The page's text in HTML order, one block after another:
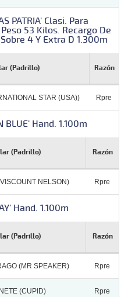
PATRIA' Clasi. Para
53 Kilos. Recargo De
4 Y Extra D 1.300m
(Padrillo) Razón
STAR (USA)) Rpre
BLUE' Hand. 1.100m
(Padrillo) Razón
NELSON) Rpre
Hand. 1.100m
(Padrillo) Razón
(MR SPEAKER) Rpre
(CUPID) Rpre